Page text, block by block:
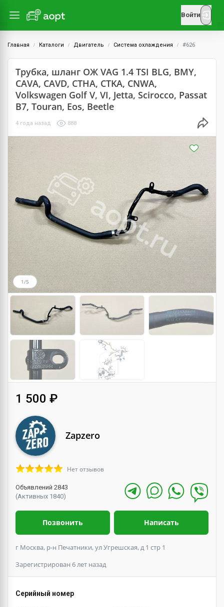
Войти
Главная Каталоги Двигатель Система охлаждения #626
Трубка, шланг ОЖ VAG 1.4 TSI BLG, BMY,
CAVA, CAVD, CTHA, CTKA, CNWA,
Volkswagen Golf V, VI, Jetta, Scirocco, Passat
B7, Touran, Eos, Beetle
4 года назад 888
1/5
1 500 ₽
Zapzero
Нет отзывов
Объявлений 2843
(Активных 1840)
Позвонить Написать
г Москва, р-н Печатники, ул Угрешская, д 1 стр 1
Зарегистрирован 6 лет назад
Серийный номер